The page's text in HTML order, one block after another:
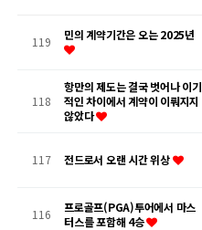
119 민의 계약기간은 오는 2025년
118
항만의 제도는 결국 벗어나 이기
적인 차이에서 계약이 이뤄지지
않았다
117 전드로서 오랜 시간 위상
116
프로골프(PGA)투어에서 마스
터스를 포함해 4승